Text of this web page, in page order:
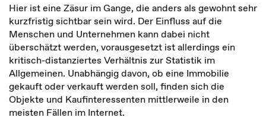
Hier ist eine Zäsur im Gange, die anders als gewohnt sehr
kurzfristig sichtbar sein wird. Der Einfluss auf die
Menschen und Unternehmen kann dabei nicht
überschätzt werden, vorausgesetzt ist allerdings ein
kritisch-distanziertes Verhältnis zur Statistik im
Allgemeinen. Unabhängig davon, ob eine Immobilie
gekauft oder verkauft werden soll, finden sich die
Objekte und Kaufinteressenten mittlerweile in den
meisten Fällen im Internet.